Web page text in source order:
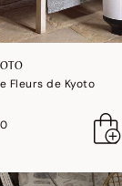
Fleurs de Kyoto